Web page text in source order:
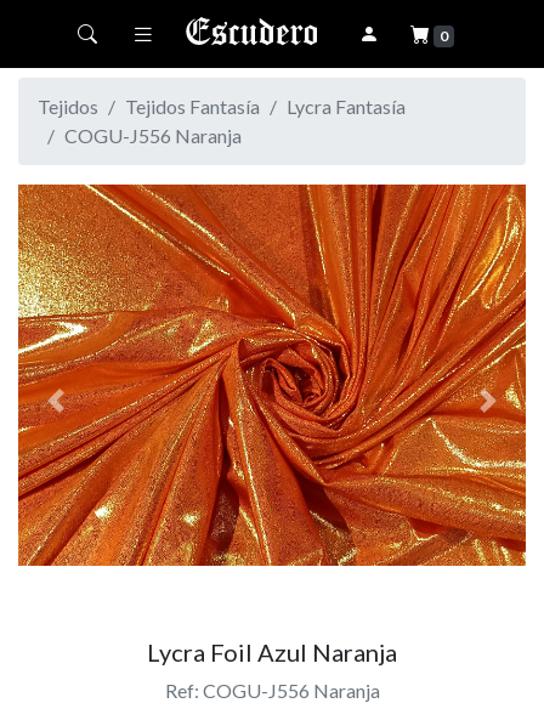
Toggle navigation 0
Tejidos Tejidos Fantasía
Lycra Fantasía
COGU-J556 Naranja
Previous Next
Lycra Foil Azul Naranja
Ref: COGU-J556 Naranja